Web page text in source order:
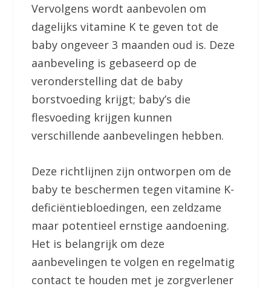
Vervolgens wordt aanbevolen om
dagelijks vitamine K te geven tot de
baby ongeveer 3 maanden oud is. Deze
aanbeveling is gebaseerd op de
veronderstelling dat de baby
borstvoeding krijgt; baby’s die
flesvoeding krijgen kunnen
verschillende aanbevelingen hebben.
Deze richtlijnen zijn ontworpen om de
baby te beschermen tegen vitamine K-
deficiëntiebloedingen, een zeldzame
maar potentieel ernstige aandoening.
Het is belangrijk om deze
aanbevelingen te volgen en regelmatig
contact te houden met je zorgverlener